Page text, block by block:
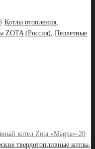
Котлы отопления,
ZOTA (Россия), Пеллетные
котел Zota «Magna»-20
твердотопливные котлы